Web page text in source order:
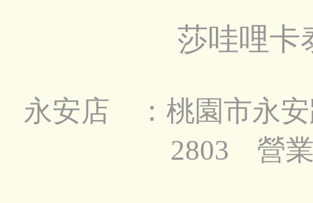
莎哇哩卡
永安店 ： 桃園市永
2803 營